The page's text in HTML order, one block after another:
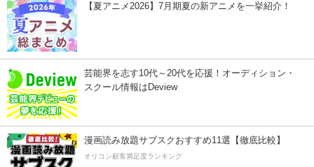
【夏アニメ2026】7月期夏の新アニメを一挙紹介！
芸能界を志す10代～20代を応援！オーディション・
スクール情報はDeview
漫画読み放題サブスクおすすめ11選【徹底比較】
オリコン顧客満足度ランキング